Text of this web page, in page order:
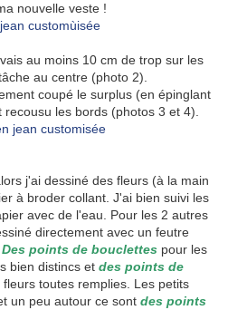
nouvelle veste !
au moins 10 cm de trop sur les
au centre (photo 2).
coupé le surplus (en épinglant
les bords (photos 3 et 4).
j'ai dessiné des fleurs (à la main
à broder collant. J'ai bien suivi les
avec de l'eau. Pour les 2 autres
directement avec un feutre
Des points de bouclettes pour les
bien distincs et des points de
toutes remplies. Les petits
un peu autour ce sont des points